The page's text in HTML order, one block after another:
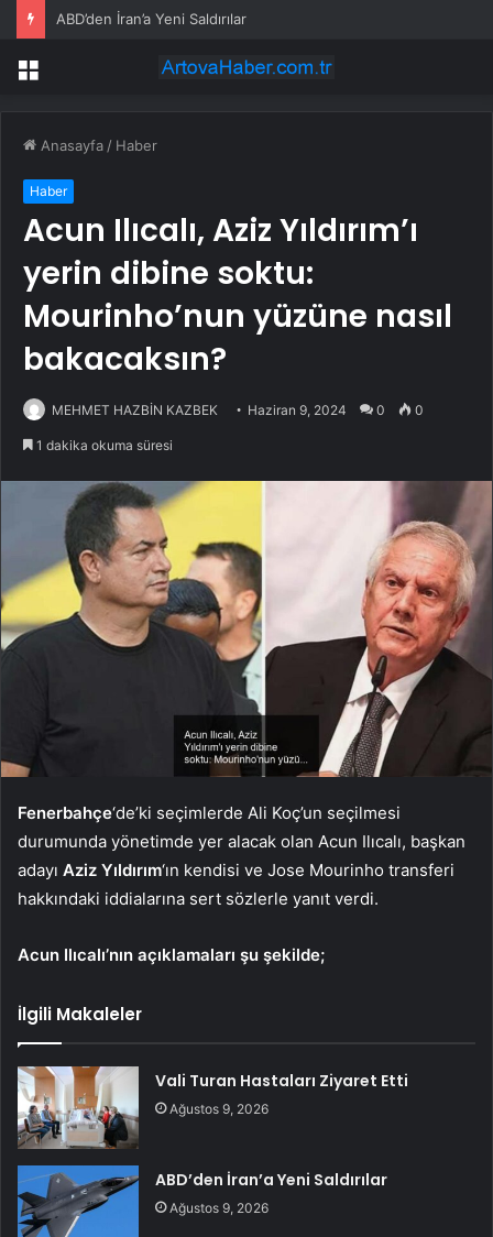
ABD’den İran’a Yeni Saldırılar
Menü
Anasayfa / Haber
Haber
Acun Ilıcalı, Aziz Yıldırım’ı
yerin dibine soktu:
Mourinho’nun yüzüne nasıl
bakacaksın?
MEHMET HAZBİN KAZBEK Haziran 9, 2024 0 0
1 dakika okuma süresi
Fenerbahçe‘de’ki seçimlerde Ali Koç’un seçilmesi
durumunda yönetimde yer alacak olan Acun Ilıcalı, başkan
adayı Aziz Yıldırım‘ın kendisi ve Jose Mourinho transferi
hakkındaki iddialarına sert sözlerle yanıt verdi.
Acun Ilıcalı’nın açıklamaları şu şekilde;
İlgili Makaleler
Vali Turan Hastaları Ziyaret Etti
Ağustos 9, 2026
ABD’den İran’a Yeni Saldırılar
Ağustos 9, 2026